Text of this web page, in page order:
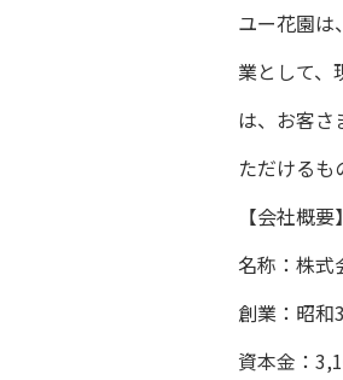
ユー花園は
業として、
は、お客さ
ただけるも
【会社概要】
名称：株式
創業：昭和
資本金：